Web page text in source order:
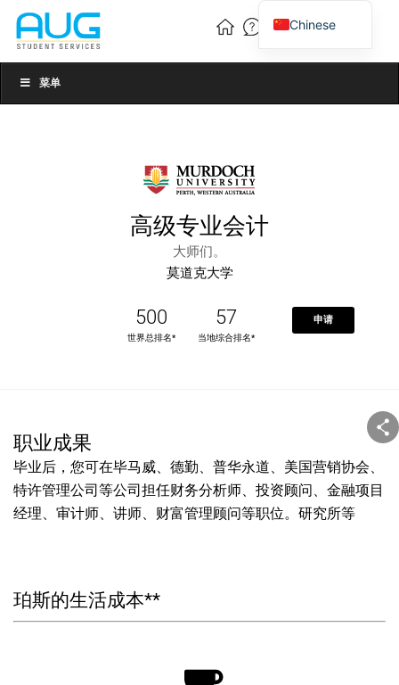
菜单
高级专业会计
大师们。
莫道克大学
500
世界总排名*
57
当地综合排名*
申请
职业成果
毕业后，您可在毕马威、德勤、普华永道、美国营销协会、
特许管理公司等公司担任财务分析师、投资顾问、金融项目
经理、审计师、讲师、财富管理顾问等职位。研究所等
珀斯的生活成本**
Chinese